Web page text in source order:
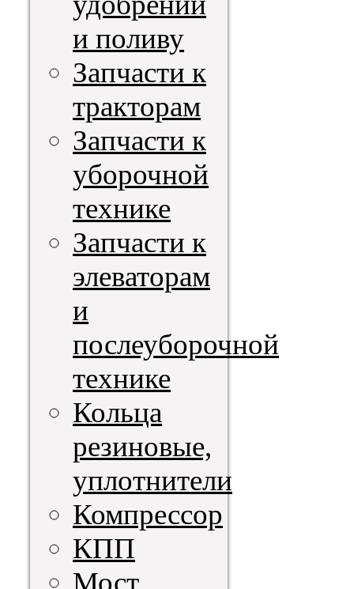
и поливу
Запчасти к
тракторам
Запчасти к
уборочной
технике
Запчасти к
элеваторам
и
послеуборочной
технике
Кольца
резиновые,
уплотнители
Компрессор
КПП
Мост